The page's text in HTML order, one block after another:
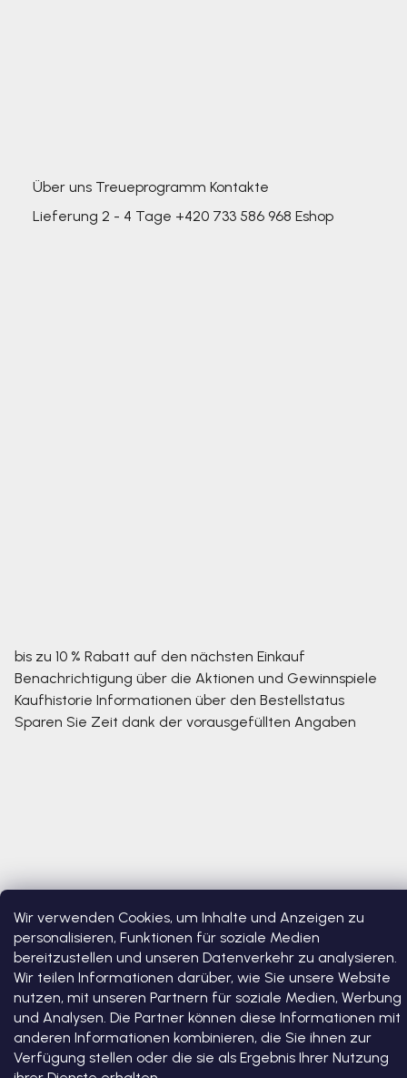
Wir verwenden Cookies, um Inhalte und Anzeigen zu
personalisieren, Funktionen für soziale Medien
bereitzustellen und unseren Datenverkehr zu analysieren.
Wir teilen Informationen darüber, wie Sie unsere Website
nutzen, mit unseren Partnern für soziale Medien, Werbung
und Analysen. Die Partner können diese Informationen mit
anderen Informationen kombinieren, die Sie ihnen zur
Verfügung stellen oder die sie als Ergebnis Ihrer Nutzung
Über uns Treueprogramm Kontakte
Lieferung 2 - 4 Tage +420 733 586 968 Eshop
bis zu 10 % Rabatt auf den nächsten Einkauf
Benachrichtigung über die Aktionen und Gewinnspiele
Kaufhistorie Informationen über den Bestellstatus
Sparen Sie Zeit dank der vorausgefüllten Angaben
Erstellt von Shoptet Premium
Copyright 2026Bosono. Alle Rechte vorbehalten.Cookie-
Einstellungen ändern